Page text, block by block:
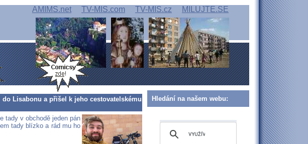
AMIMS.net TV-MIS.com TV-MIS.cz MILUJTE.SE
Lisabonu a přišel k jeho cestovatelskému
tady v obchodě jeden pán
tady blízko a rád mu ho
Hledání na našem webu: